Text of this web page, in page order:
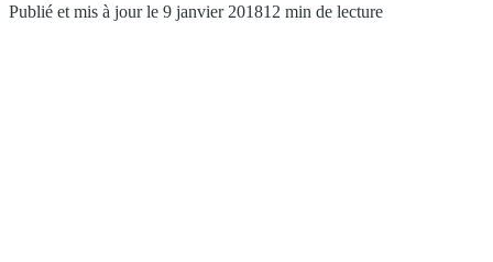
Publié et mis à jour le 9 janvier 201812 min de lecture